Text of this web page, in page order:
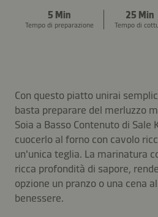
5 Min
Tempo di preparazione
25 Min
Tempo di
Con questo piatto unirai
basta preparare del merluzzo
Soia a Basso Contenuto di Sale
cuocerlo al forno con cavolo
un'unica teglia. La marinatura
ricca profondità di sapore,
opzione un pranzo o una cena
benessere.